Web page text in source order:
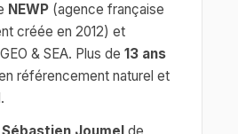
NEWP (agence française
créée en 2012) et
& SEA. Plus de 13 ans
référencement naturel et